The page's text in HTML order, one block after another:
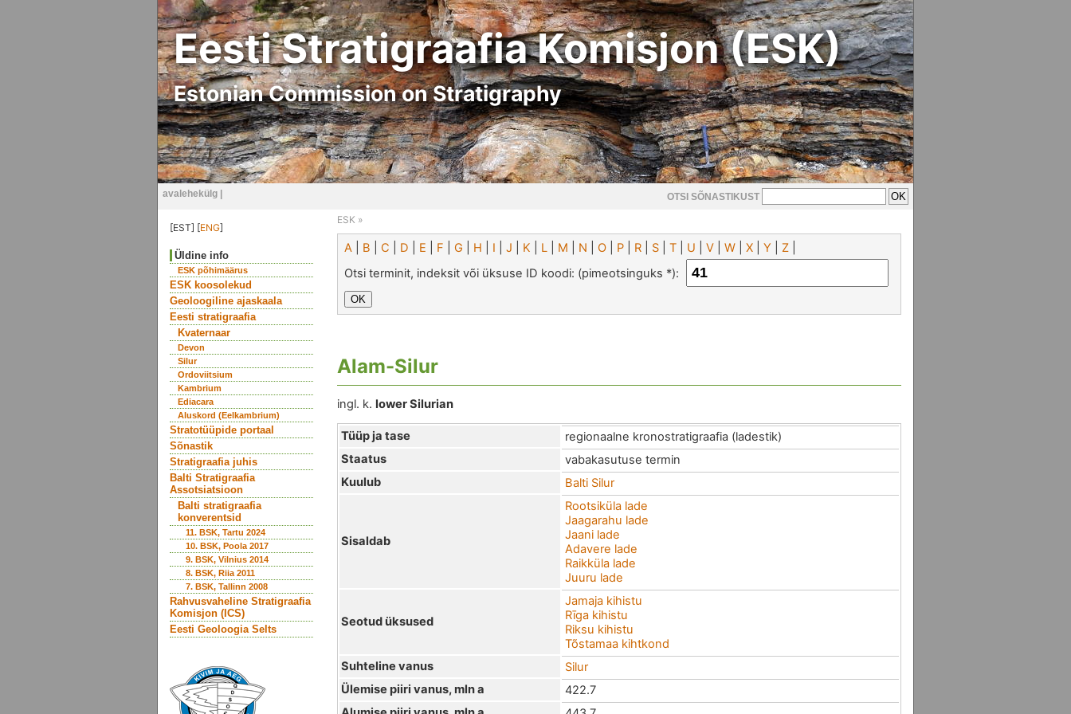
Eesti Stratigraafia Komisjon (ESK)
Estonian Commission on Stratigraphy
avalehekülg OTSI SÕNASTIKUST
[EST] [ENG]
Üldine info
ESK põhimäärus
ESK koosolekud
Geoloogiline ajaskaala
Eesti stratigraafia
Kvaternaar
Devon
Silur
Ordoviitsium
Kambrium
Ediacara
Aluskord (Eelkambrium)
Stratotüüpide portaal
Sõnastik
Stratigraafia juhis
Balti Stratigraafia
Assotsiatsioon
Balti stratigraafia
konverentsid
11. BSK, Tartu 2024
10. BSK, Poola 2017
9. BSK, Vilnius 2014
8. BSK, Riia 2011
7. BSK, Tallinn 2008
Rahvusvaheline Stratigraafia
Komisjon (ICS)
Eesti Geoloogia Selts
ESK »
A B C D E F G H I J K L M N O P R S T U V W X Y Z
Otsi terminit, indeksit või üksuse ID koodi: (pimeotsinguks *):
Alam-Silur
ingl. k. lower Silurian
Tüüp ja tase
regionaalne kronostratigraafia (ladestik)
Staatus
vabakasutuse termin
Kuulub
Balti Silur
Sisaldab
Rootsiküla lade
Jaagarahu lade
Jaani lade
Adavere lade
Raikküla lade
Juuru lade
Seotud üksused
Jamaja kihistu
Rīga kihistu
Riksu kihistu
Tõstamaa kihtkond
Suhteline vanus
Silur
Ülemise piiri vanus, mln a
422.7